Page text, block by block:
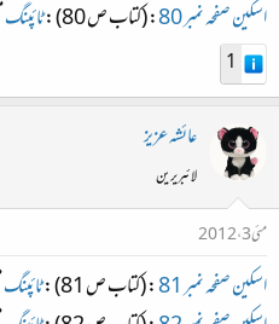
اسکین صفحہ نمبر 80
: (کتاب ص 80) : ٹائپنگ
1
عائشہ عزیز
لائبریرین
مئی 3، 2012
اسکین صفحہ نمبر 81 : (کتاب ص 81) : ٹائپنگ